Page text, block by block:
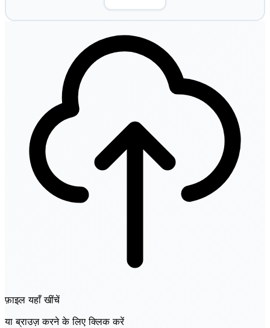
फ़ाइल यहाँ खींचें
या ब्राउज़ करने के लिए क्लिक करें